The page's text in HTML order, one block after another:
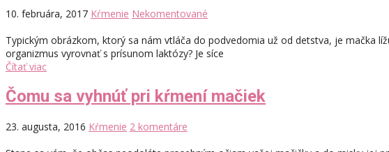
10. februára, 2017 Kŕmenie Nekomentované
Typickým obrázkom, ktorý sa nám vtláča do podvedomia už od detstva, je mačka
organizmus vyrovnať s prísunom laktózy? Je síce
Čítať viac
Čomu sa vyhnúť pri kŕmení mačiek
23. augusta, 2016 Kŕmenie 2 komentáre